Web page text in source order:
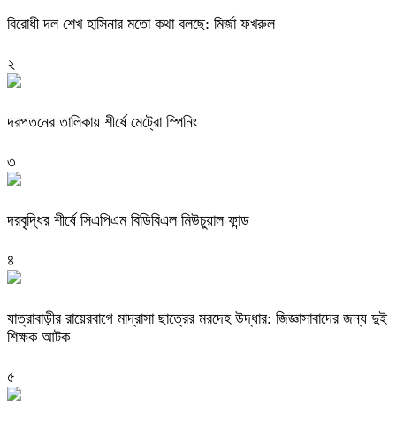
বিরোধী দল শেখ হাসিনার মতো কথা বলছে: মির্জা ফখরুল
২
দরপতনের তালিকায় শীর্ষে মেট্রো স্পিনিং
৩
দরবৃদ্ধির শীর্ষে সিএপিএম বিডিবিএল মিউচুয়াল ফান্ড
৪
যাত্রাবাড়ীর রায়েরবাগে মাদ্রাসা ছাত্রের মরদেহ উদ্ধার: জিজ্ঞাসাবাদের জন্য দুই
শিক্ষক আটক
৫